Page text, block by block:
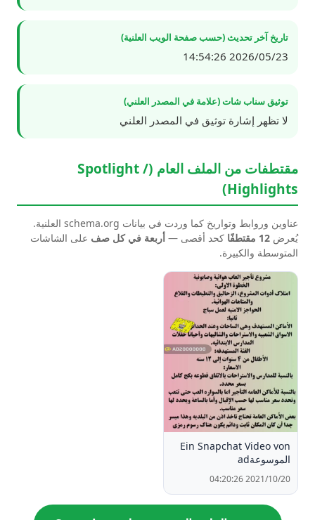
تاريخ آخر تحديث (حسب صفحة الويب العلنية)
2026/05/23 14:54:26
توثيق سناب شات (علامة في المصدر العلني)
لا تظهر إشارة توثيق في المصدر العلني
مقتطفات من الملف العام (Spotlight /
Highlights)
عناوين وروابط وتواريخ كما وردت في بيانات schema.org العلنية.
يُعرض 12 مقتطفًا كحد أقصى — أربعة في كل صف على الشاشات
المتوسطة والكبيرة.
Ein Snapchat Video von
الموسوعةad
2021/10/20 04:20:26